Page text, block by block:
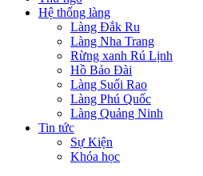
Hệ thống làng
Làng Đắk Ru
Làng Nha Trang
Rừng xanh Rú Lịnh
Hồ Bảo Đài
Làng Suối Rao
Làng Phú Quốc
Làng Quảng Ninh
Tin tức
Sự Kiện
Khóa học